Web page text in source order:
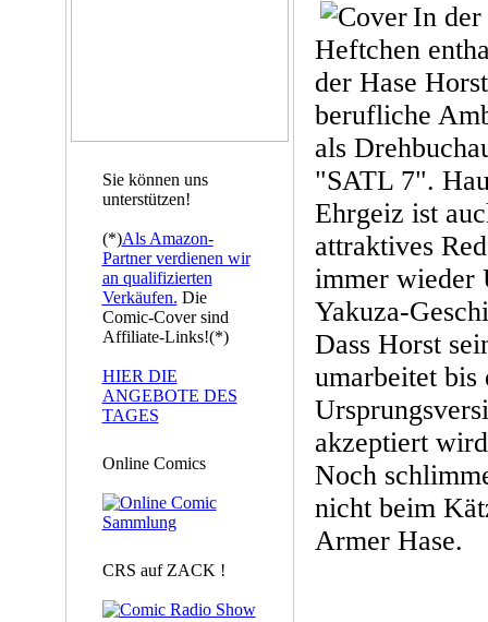
Sie können uns
unterstützen!
(*)Als Amazon-
Partner verdienen wir
an qualifizierten
Verkäufen. Die
Comic-Cover sind
Affiliate-Links!(*)
HIER DIE
ANGEBOTE DES
TAGES
Online Comics
CRS auf ZACK !
In der
Heftchen
der Hase
berufliche
als
"SATL 7".
Ehrgeiz ist
attraktives
immer wieder
Yakuza-
Dass Horst
umarbeitet bis
akzeptiert
Noch
nicht beim
Armer Hase.